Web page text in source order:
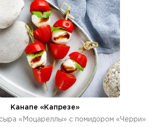
Канапе «Капрезе»
«Моцареллы» с помидором «Черри»